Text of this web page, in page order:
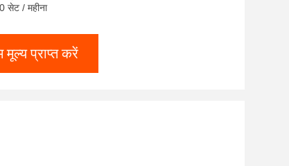
सेट / महीना
मूल्य प्राप्त करें